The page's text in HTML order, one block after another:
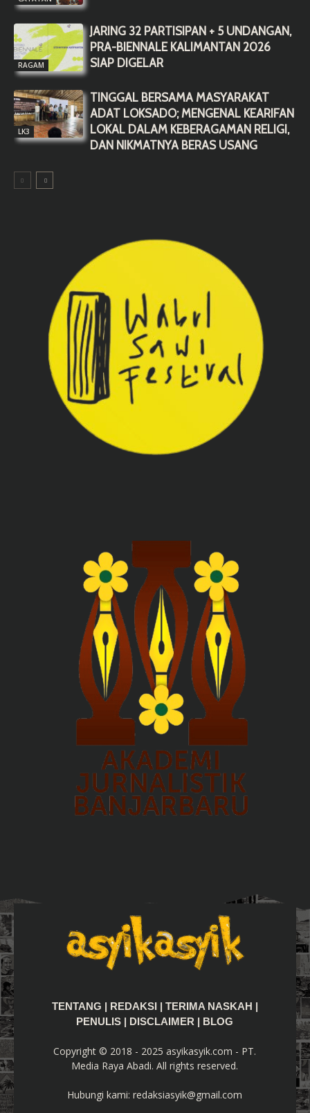
RAGAM
JARING 32 PARTISIPAN + 5 UNDANGAN,
PRA-BIENNALE KALIMANTAN 2026
SIAP DIGELAR
LK3
TINGGAL BERSAMA MASYARAKAT
ADAT LOKSADO; MENGENAL KEARIFAN
LOKAL DALAM KEBERAGAMAN RELIGI,
DAN NIKMATNYA BERAS USANG
TENTANG REDAKSI TERIMA NASKAH
PENULIS
DISCLAIMER BLOG
Copyright © 2018 - 2025 asyikasyik.com - PT.
Media Raya Abadi. All rights reserved.
Hubungi kami:redaksiasyik@gmail.com